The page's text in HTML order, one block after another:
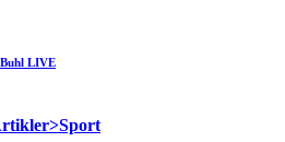
Buhl LIVE